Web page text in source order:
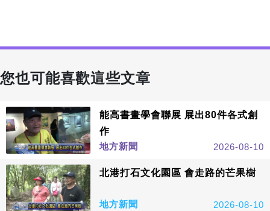
您也可能喜歡這些文章
能高書畫學會聯展 展出80件各式創
作
地方新聞
2026-08-10
北港打石文化園區 會走路的芒果樹
地方新聞 2026-08-10